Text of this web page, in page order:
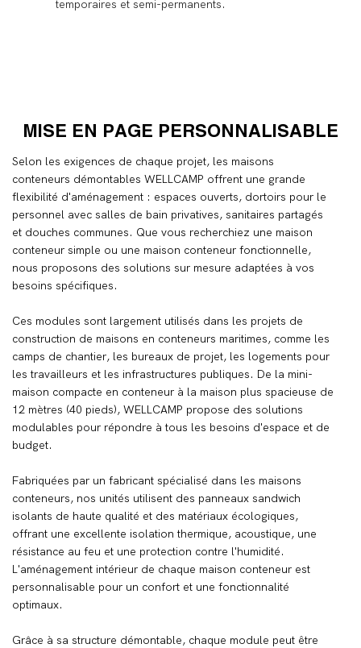
temporaires et semi-permanents.
MISE EN PAGE PERSONNALISABLE
Selon les exigences de chaque projet, les maisons
conteneurs démontables WELLCAMP offrent une grande
flexibilité d'aménagement : espaces ouverts, dortoirs pour le
personnel avec salles de bain privatives, sanitaires partagés
et douches communes. Que vous recherchiez une maison
conteneur simple ou une maison conteneur fonctionnelle,
nous proposons des solutions sur mesure adaptées à vos
besoins spécifiques.
Ces modules sont largement utilisés dans les projets de
construction de maisons en conteneurs maritimes, comme les
camps de chantier, les bureaux de projet, les logements pour
les travailleurs et les infrastructures publiques. De la mini-
maison compacte en conteneur à la maison plus spacieuse de
12 mètres (40 pieds), WELLCAMP propose des solutions
modulables pour répondre à tous les besoins d'espace et de
budget.
Fabriquées par un fabricant spécialisé dans les maisons
conteneurs, nos unités utilisent des panneaux sandwich
isolants de haute qualité et des matériaux écologiques,
offrant une excellente isolation thermique, acoustique, une
résistance au feu et une protection contre l'humidité.
L'aménagement intérieur de chaque maison conteneur est
personnalisable pour un confort et une fonctionnalité
optimaux.
Grâce à sa structure démontable, chaque module peut être